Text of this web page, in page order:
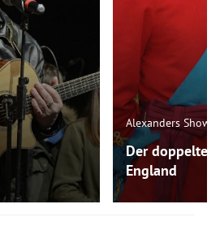
Alexanders
Der doppelte
England